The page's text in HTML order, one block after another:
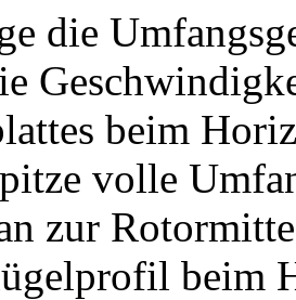
die
beim
volle
zur
beim